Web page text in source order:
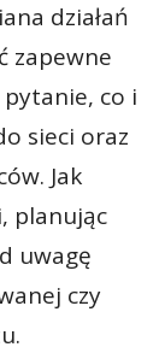
działań
zapewne
co i
sieci oraz
Jak
planując
uwagę
czy